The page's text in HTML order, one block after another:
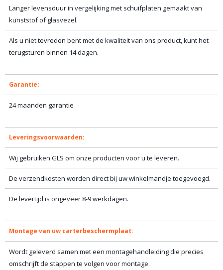
Langer levensduur in vergelijking met schuifplaten gemaakt van
kunststof of glasvezel.
Als u niet tevreden bent met de kwaliteit van ons product, kunt het
terugsturen binnen 14 dagen.
Garantie:
24 maanden garantie
Leveringsvoorwaarden:
Wij gebruiken GLS om onze producten voor u te leveren.
De verzendkosten worden direct bij uw winkelmandje toegevoegd.
De levertijd is ongeveer 8-9 werkdagen.
Montage van uw carterbeschermplaat:
Wordt geleverd samen met een montagehandleiding die precies
omschrijft de stappen te volgen voor montage.